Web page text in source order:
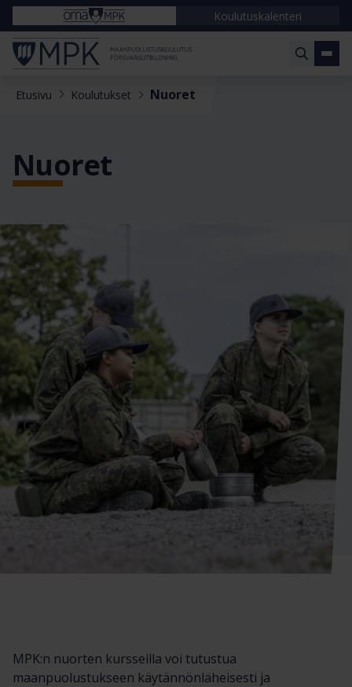
Koulutuskalenteri
Etusivu Koulutukset Nuoret
Nuoret
MPK:n nuorten kursseilla voi tutustua
maanpuolustukseen käytännönläheisesti ja